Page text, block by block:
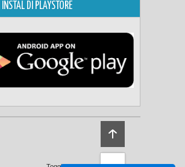
DI PLAYSTORE